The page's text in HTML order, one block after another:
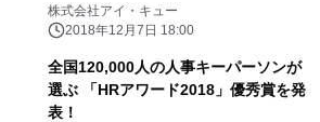
株式会社アイ・キュー
2018年12月7日 18:00
全国120,000人の人事キーパーソンが
選ぶ 「HRアワード2018」優秀賞を発
表！